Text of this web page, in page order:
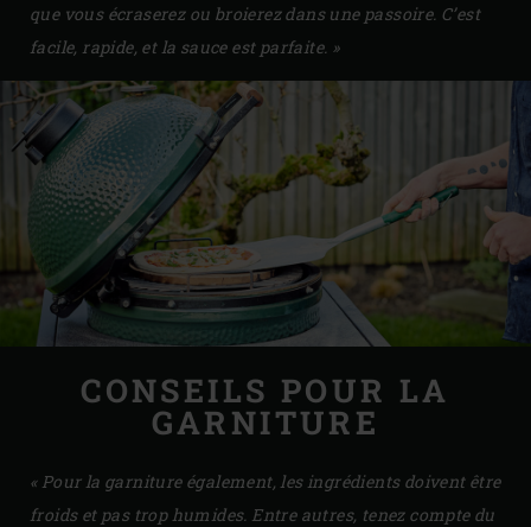
que vous écraserez ou broierez dans une passoire. C’est
facile, rapide, et la sauce est parfaite. »
CONSEILS POUR LA
GARNITURE
« Pour la garniture également, les ingrédients doivent être
froids et pas trop humides. Entre autres, tenez compte du